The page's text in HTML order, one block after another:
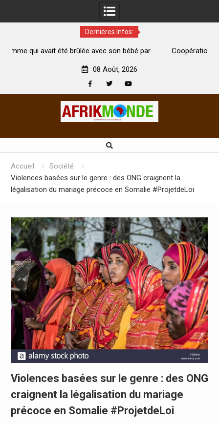
Dernières Infos:
son bébé par
Coopération: Le ministre Indien Kirti
08 Août, 2026
Accueil
Société
Violences basées sur le genre : des ONG craignent la
légalisation du mariage précoce en Somalie #ProjetdeLoi
Violences basées sur le genre : des ONG
craignent la légalisation du mariage
précoce en Somalie #ProjetdeLoi